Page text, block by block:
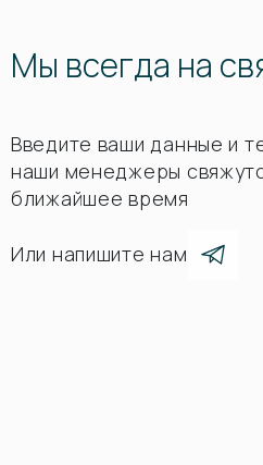
Мы всегда на
Введите ваши данные и
наши менеджеры
ближайшее время
Или напишите нам